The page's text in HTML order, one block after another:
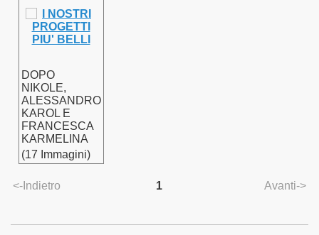
DOPO
NIKOLE,
ALESSANDRO
KAROL E
FRANCESCA
KARMELINA
(17 Immagini)
<-Indietro 1 Avanti->